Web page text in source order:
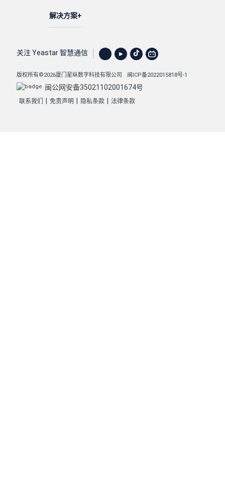
解决方案
关注 Yeastar 智慧通信
版权所有©2026厦门星纵数字科技有限公司 闽ICP备2022015818号-1
闽公网安备35021102001674号
联系我们 免责声明 隐私条款 法律条款